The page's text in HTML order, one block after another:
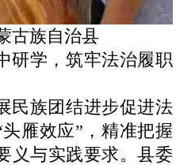
古族自治县
学，筑牢法治履职
族团结进步促进法
雁效应”，精准把握
义与实践要求。县委